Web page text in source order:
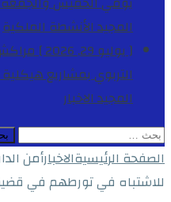
المجيدالأنشطة الملكية
[ يوليو 29, 2026 ]
التربوي بمشاريع
المجيدالاخبار
البحث
عن:
الصفحة الرئيسيةالاخبارأمن
للاشتباه في تورطهم في